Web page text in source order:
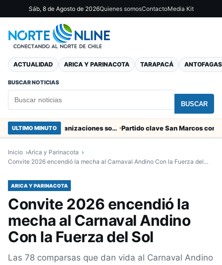
Sáb, 8 de Agosto de 2026Quienes somosContactoMedia Kit
ACTUALIDAD ARICA Y PARINACOTA TARAPACÁ
BUSCAR NOTICIAS
BUSCAR
ULTIMO MINUTO Entregaron fibra óptica gratuita a organizaciones sociales de Arica
Inicio
Arica y Parinacota
Convite 2026 encendió la mecha al Carnaval Andino Con la Fuerza del…
ARICA Y PARINACOTA
Convite 2026 encendió la
mecha al Carnaval Andino
Con la Fuerza del Sol
Las 78 comparsas que dan vida al Carnaval Andino